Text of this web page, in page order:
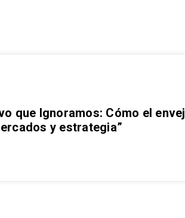
que Ignoramos: Cómo el
y estrategia”